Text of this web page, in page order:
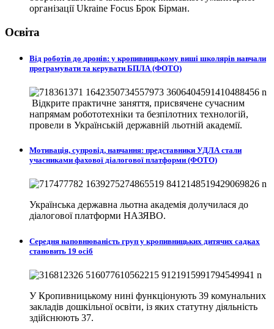
організації Ukraine Focus Брок Бірман.
Освіта
Від роботів до дронів: у кропивницькому виші школярів навчали
програмувати та керувати БПЛА (ФОТО)
Відкрите практичне заняття, присвячене сучасним
напрямам робототехніки та безпілотних технологій,
провели в Українській державній льотній академії.
Мотивація, супровід, навчання: представники УДЛА стали
учасниками фахової діалогової платформи (ФОТО)
Українська державна льотна академія долучилася до
діалогової платформи НАЗЯВО.
Середня наповнюваність груп у кропивницьких дитячих садках
становить 19 осіб
У Кропивницькому нині функціонують 39 комунальних
закладів дошкільної освіти, із яких статутну діяльність
здійснюють 37.